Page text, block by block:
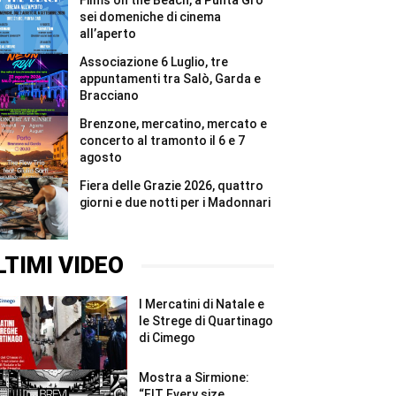
#Shorts
6
e
7
agosto
#Shorts
sei domeniche di cinema
all’aperto
Associazione 6 Luglio, tre
appuntamenti tra Salò, Garda e
Bracciano
Brenzone, mercatino, mercato e
concerto al tramonto il 6 e 7
agosto
Fiera delle Grazie 2026, quattro
giorni e due notti per i Madonnari
VIDEO
I Mercatini di Natale e
le Strege di Quartinago
di Cimego
Mostra a Sirmione: